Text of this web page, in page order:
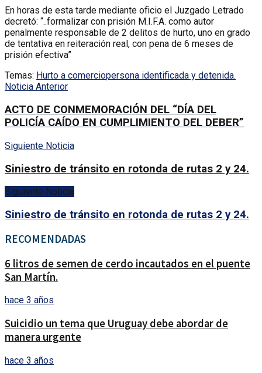
En horas de esta tarde mediante oficio el Juzgado Letrado
decretó: “..formalizar con prisión M.I.F.A. como autor
penalmente responsable de 2 delitos de hurto, uno en grado
de tentativa en reiteración real, con pena de 6 meses de
prisión efectiva”
Temas: Hurto a comerciopersona identificada y detenida.
Noticia Anterior
ACTO DE CONMEMORACIÓN DEL “DÍA DEL
POLICÍA CAÍDO EN CUMPLIMIENTO DEL DEBER”
Siguiente Noticia
Siniestro de tránsito en rotonda de rutas 2 y 24.
Siguiente Noticia
Siniestro de tránsito en rotonda de rutas 2 y 24.
RECOMENDADAS
6 litros de semen de cerdo incautados en el puente
San Martín.
hace 3 años
Suicidio un tema que Uruguay debe abordar de
manera urgente
hace 3 años